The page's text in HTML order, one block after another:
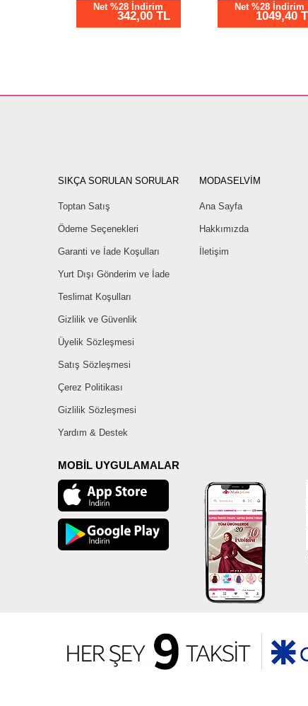
Net %28 İndirim
342,00 TL
Net %28 İndirim
1049,40
SIKÇA SORULAN SORULAR
Toptan Satış
Ödeme Seçenekleri
Garanti ve İade Koşulları
Yurt Dışı Gönderim ve İade
Teslimat Koşulları
Gizlilik ve Güvenlik
Üyelik Sözleşmesi
Satış Sözleşmesi
Çerez Politikası
Gizlilik Sözleşmesi
Yardım & Destek
MODASELVİM
Ana Sayfa
Hakkımızda
İletişim
MOBİL UYGULAMALAR